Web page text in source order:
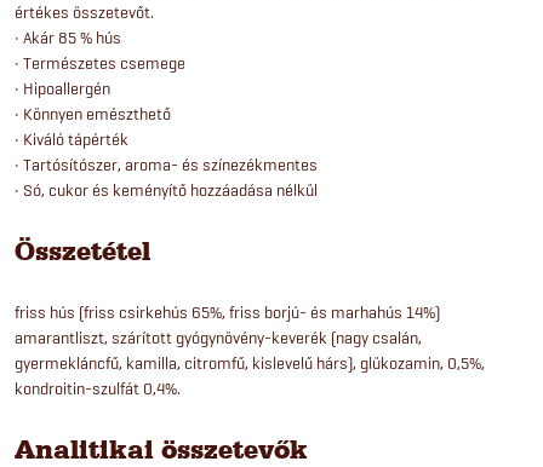
értékes összetevőt.
• Akár 85 % hús
• Természetes csemege
• Hipoallergén
• Könnyen emészthető
• Kiváló tápérték
• Tartósítószer, aroma- és színezékmentes
• Só, cukor és keményítő hozzáadása nélkül
Összetétel
friss hús (friss csirkehús 65%, friss borjú- és marhahús 14%)
amarantliszt, szárított gyógynövény-keverék (nagy csalán,
gyermekláncfű, kamilla, citromfű, kislevelű hárs), glükozamin, 0,5%,
kondroitin-szulfát 0,4%.
Analitikai összetevők